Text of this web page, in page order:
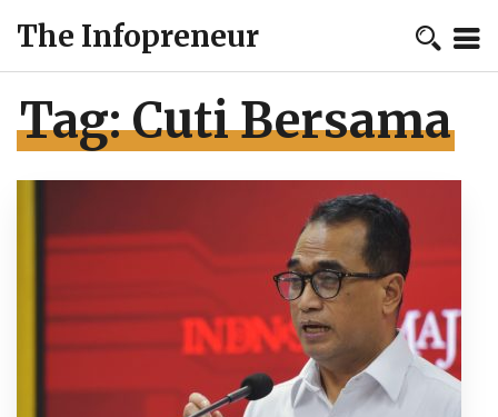
The Infopreneur
Tag:Cuti Bersama